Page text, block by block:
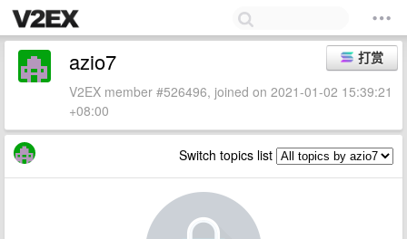
打赏
azio7
V2EX member #526496, joined on 2021-01-02 15:39:21
+08:00
Switch topics list